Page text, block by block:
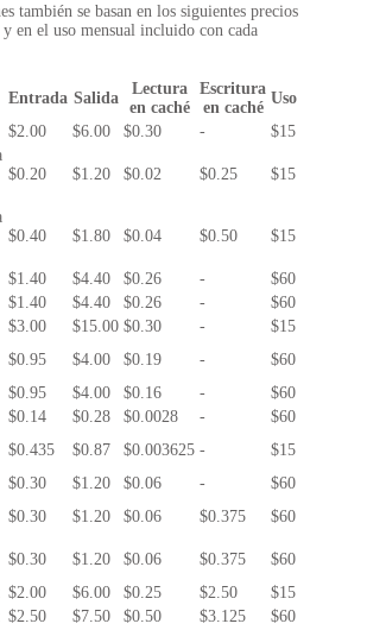
también se basan en los siguientes precios
en el uso mensual incluido con cada
Entrada Salida
Lectura
en caché
Escritura
en caché
Uso
$2.00 $6.00 $0.30 -
$15
$0.20 $1.20 $0.02 $0.25 $15
$0.40 $1.80 $0.04 $0.50 $15
$1.40 $4.40 $0.26 -
$60
$1.40 $4.40 $0.26 -
$60
$3.00 $15.00 $0.30 -
$15
$0.95 $4.00 $0.19 -
$60
$0.95 $4.00 $0.16 -
$60
$0.14 $0.28 $0.0028 -
$60
$0.435 $0.87 $0.003625 -
$15
$0.30 $1.20 $0.06 -
$60
$0.30 $1.20 $0.06 $0.375
$60
$0.30 $1.20 $0.06 $0.375
$60
$2.00 $6.00 $0.25 $2.50
$15
$2.50 $7.50 $0.50 $3.125
$60